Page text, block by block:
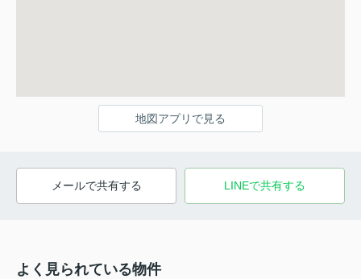
地図アプリで見る
メールで共有する LINEで共有する
よく見られている物件